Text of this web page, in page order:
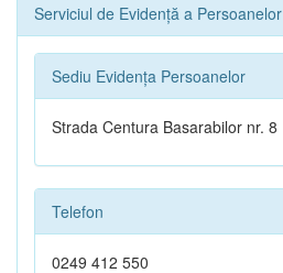
Serviciul de Evidenţă a Persoanelor
Sediu Evidența Persoanelor
Strada Centura Basarabilor nr. 8
Telefon
0249 412 550